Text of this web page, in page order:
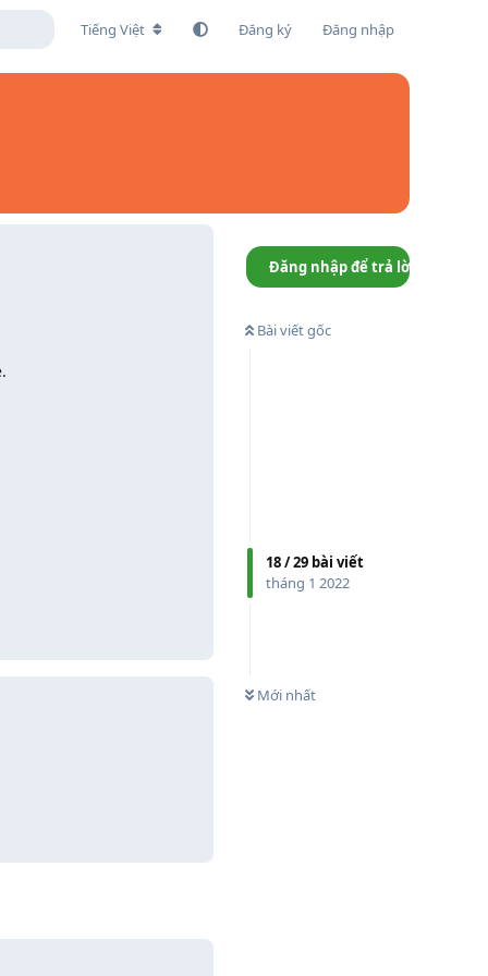
Tiếng Việt Đăng ký Đăng nhập
Đăng nhập để trả lời
Bài viết gốc
18/29 bài viết
tháng 1 2022
Mới nhất